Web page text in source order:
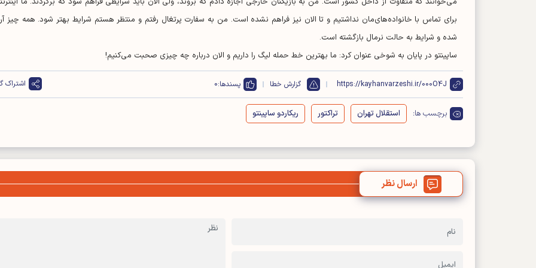
برای تماس با خانواده‌های‌مان نداشتیم و تا الان نیز فراهم نشده است. من به سفارت پرتغال رفتم و منتظر هستم شرایط بهتر شود. همه چیز
شده و شرایط به حالت نرمال بازگشته است.
ساپینتو در پایان به شوخی عنوان کرد: ما بهترین خط حمله لیگ را داریم و الان درباره چه چیزی صحبت می‌کنیم!
https://kayhanvarzeshi.ir/000O4J گزارش خطا پسندها:0 اشتراک
برچسب ها: استقلال تهران تراکتور ریکاردو ساپینتو
ارسال نظر